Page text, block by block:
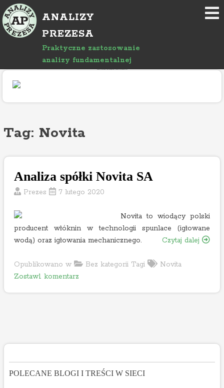
o
ANALIZY
PREZESA
Praktyczne zastosowanie
analizy fundamentalnej
Tag: Novita
Analiza spółki Novita SA
Prezes 7 lutego 2020
Novita to wiodący polski
producent włóknin w technologii spunlace (igłowane
wodą) oraz igłowania mechanicznego.
Czytaj dalej
„
ó
Opublikowano w Bez kategorii Tagi
Novita
Zostaw1 komentarzo
z
a
POLECANE BLOGI I TREŚCI W SIECI